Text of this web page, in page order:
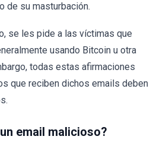
de su masturbación.
se les pide a las víctimas que
usando Bitcoin u otra
todas estas afirmaciones
que reciben dichos emails deben
email malicioso?